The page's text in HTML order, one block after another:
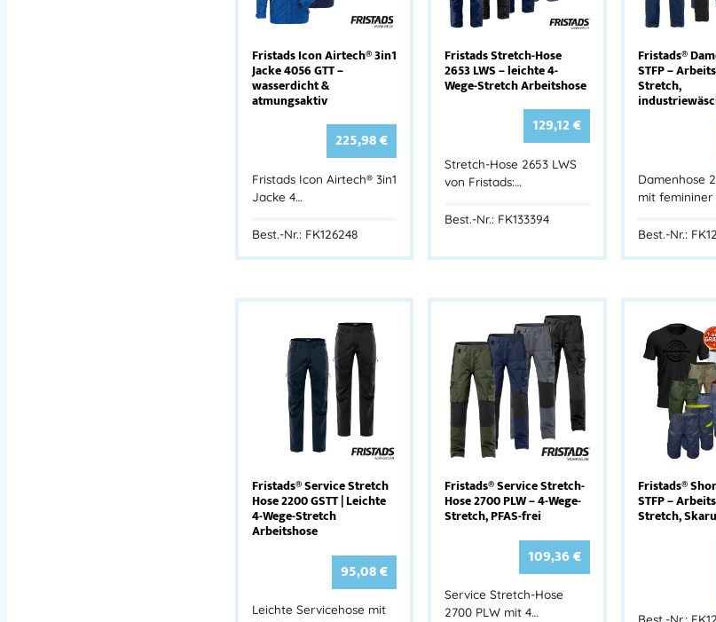
Fristads Icon Airtech® 3in1
Jacke 4056 GTT –
wasserdicht &
atmungsaktiv
225,98€
Fristads Icon Airtech® 3in1
Jacke 4…
Best.-Nr.: FK126248
Fristads Stretch-Hose
2653 LWS – leichte 4-
Wege-Stretch Arbeitshose
129,12€
Stretch-Hose 2653 LWS
von Fristads:…
Best.-Nr.: FK133394
Fristads®
STFP –
Stretch,
Damenhose
mit femininer
Best.-Nr.:
Fristads® Service Stretch
Hose 2200 GSTT | Leichte
4-Wege-Stretch
Arbeitshose
95,08€
Leichte Servicehose mit
Fristads® Service Stretch-
Hose 2700 PLW – 4-Wege-
Stretch, PFAS-frei
109,36€
Service Stretch-Hose
2700 PLW mit 4…
Fristads®
STFP –
Stretch,